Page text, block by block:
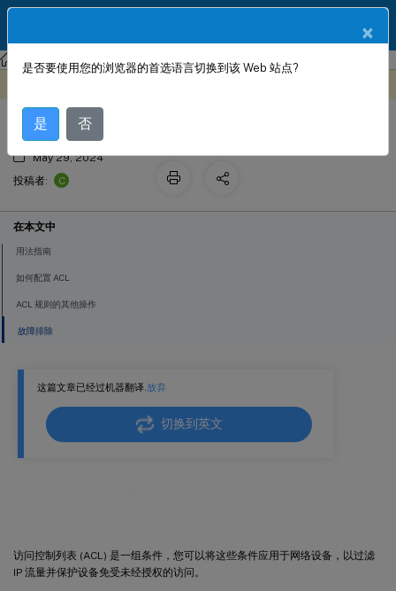
NetScaler SDX NetScaler SDX 14.1
这篇文章已经过机器翻译.放弃
切换到英文
访问控制列表 (ACL) 是一组条件，您可以将这些条件应用于网络设备，以过滤
IP 流量并保护设备免受未经授权的访问。
访问控制列表
May 29, 2024
投稿者:
C
在本文中
用法指南
如何配置 ACL
ACL 规则的其他操作
故障排除
×
是否要使用您的浏览器的首选语言切换到该 Web 站点?
是 否